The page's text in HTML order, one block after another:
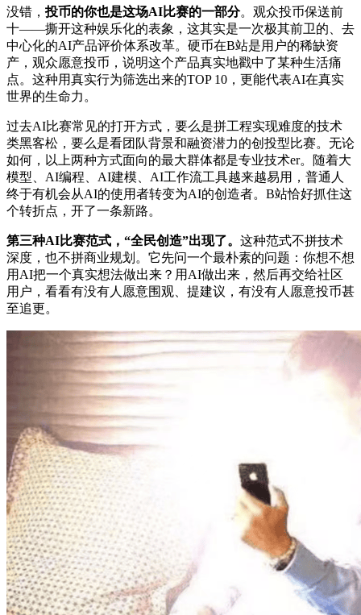
没错，投币的你也是这场AI比赛的一部分。观众投币保送前
十——撕开这种娱乐化的表象，这其实是一次极其前卫的、去
中心化的AI产品评价体系改革。硬币在B站是用户的稀缺资
产，观众愿意投币，说明这个产品真实地戳中了某种生活痛
点。这种用真实行为筛选出来的TOP 10，更能代表AI在真实
世界的生命力。
过去AI比赛常见的打开方式，要么是拼工程实现难度的技术
类黑客松，要么是看团队背景和融资潜力的创投型比赛。无论
如何，以上两种方式面向的最大群体都是专业技术er。随着大
模型、AI编程、AI建模、AI工作流工具越来越易用，普通人
终于有机会从AI的使用者转变为AI的创造者。B站恰好抓住这
个转折点，开了一条新路。
第三种AI比赛范式，“全民创造”出现了。 这种范式不拼技术
深度，也不拼商业规划。它先问一个最朴素的问题：你想不想
用AI把一个真实想法做出来？用AI做出来，然后再交给社区
用户，看看有没有人愿意围观、提建议，有没有人愿意投币甚
至追更。